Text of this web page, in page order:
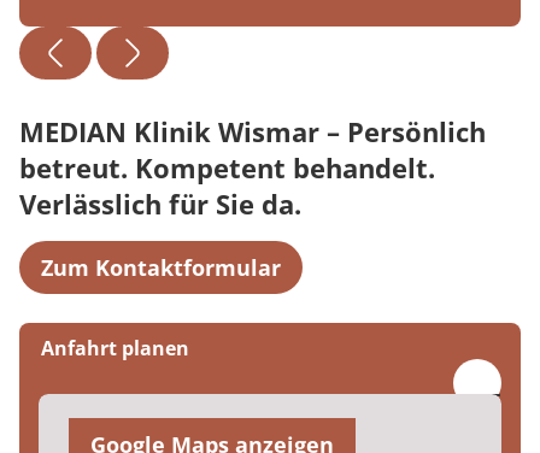
MEDIAN Klinik Wismar – Persönlich
betreut. Kompetent behandelt.
Verlässlich für Sie da.
Zum Kontaktformular
Anfahrt planen
Google Maps anzeigen